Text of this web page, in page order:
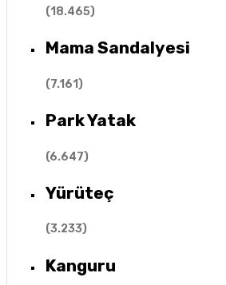
(18.465)
Mama Sandalyesi
(7.161)
Park Yatak
(6.647)
Yürüteç
(3.233)
Kanguru